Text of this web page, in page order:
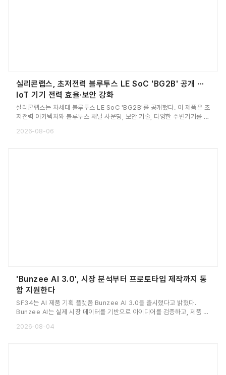
실리콘랩스, 초저전력 블루투스 LE SoC 'BG2B' 공개 ···
IoT 기기 전력 효율·보안 강화
실리콘랩스는 차세대 블루투스 LE SoC 'BG2B'를 공개했다. 이 제품은 초
저전력 아키텍처와 블루투스 채널 사운딩, 보안 기술, 다양한 주변기기를 하
을 높이는 데 초점을 맞췄다.
2026-08-06
'Bunzee AI 3.0', 시장 분석부터 프로토타입 제작까지 통
합 지원한다
SF34는 AI 제품 기획 플랫폼 Bunzee AI 3.0을 출시했다고 밝혔다.
Bunzee AI는 실제 시장 데이터를 기반으로 아이디어를 검증하고, 제품 기
이다. 이번 3.0 업데이트를 통해 시장 분석 결과를 실제 제품 기획으로 연
2026-08-04